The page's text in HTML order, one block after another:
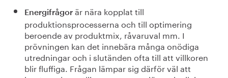
Energifrågorär nära kopplat till
produktionsprocesserna och till optimering
beroende av produktmix, råvaruval mm. I
prövningen kan det innebära många onödiga
utredningar och i slutänden ofta till att villkoren
blir fluffiga. Frågan lämpar sig därför väl att